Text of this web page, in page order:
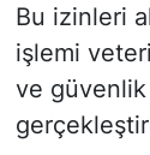
​Bu izinleri
işlemi
ve güvenlik